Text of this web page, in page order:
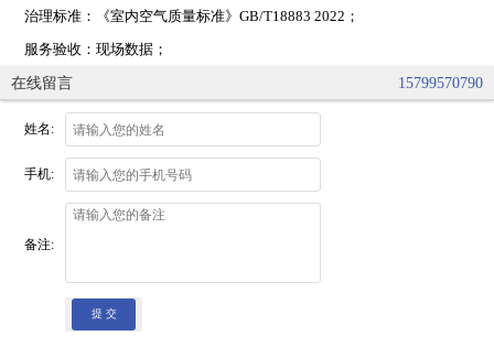
治理标准：《室内空气质量标准》GB/T18883 2022；
服务验收：现场数据；
在线留言 15799570790
姓名:
手机:
备注:
提 交